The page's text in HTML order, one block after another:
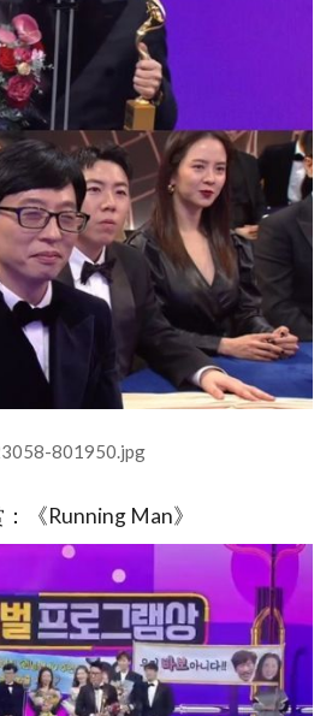
801950.jpg
《Running Man》